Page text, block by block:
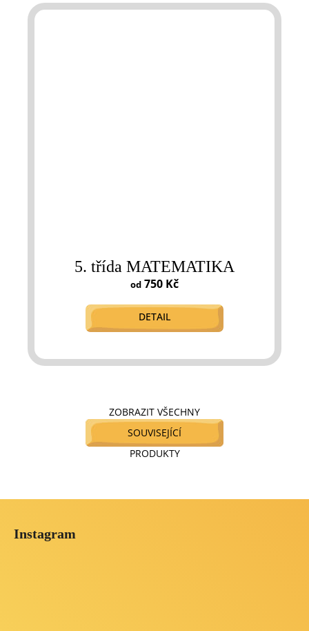
5. třída MATEMATIKA
od 750 Kč
DETAIL
ZOBRAZIT VŠECHNY
SOUVISEJÍCÍ
PRODUKTY
Instagram